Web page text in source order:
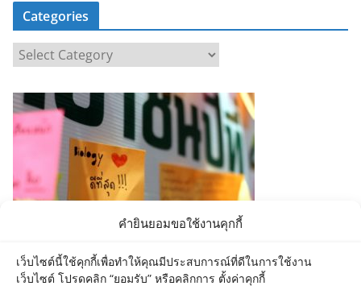
คำยินยอมขอใช้งานคุกกี้
เว็บไซต์นี้ใช้คุกกี้เพื่อทำให้คุณมีประสบการณ์ที่ดีในการใช้งาน
เว็บไซต์ โปรดคลิก “ยอมรับ” หรือคลิกการ ตั้งค่าคุกกี้
Categories
a
t
e
g
i